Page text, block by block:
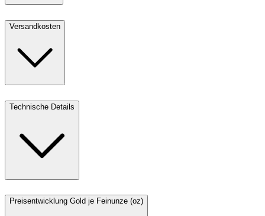
Versandkosten
Technische Details
Preisentwicklung Gold je Feinunze (oz)